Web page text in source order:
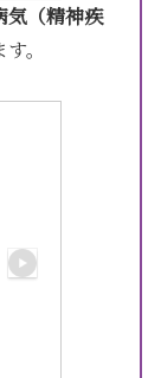
気（精神疾
。